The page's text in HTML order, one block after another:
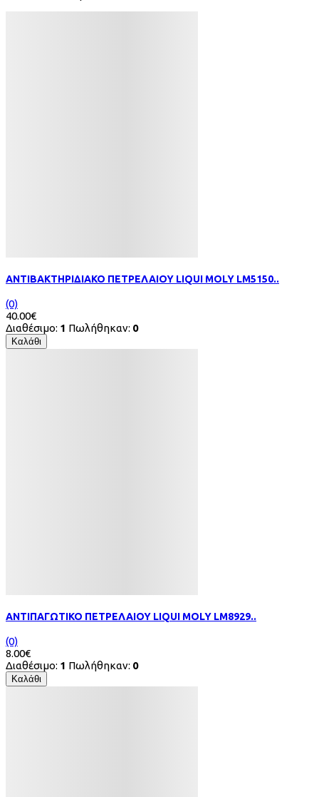
ΑΝΤΙΒΑΚΤΗΡΙΔΙΑΚΟ ΠΕΤΡΕΛΑΙΟΥ LIQUI MOLY LM5150..
(0)
40.00€
Διαθέσιμο: 1 Πωλήθηκαν: 0
Καλάθι
ΑΝΤΙΠΑΓΩΤΙΚΟ ΠΕΤΡΕΛΑΙΟΥ LIQUI MOLY LM8929..
(0)
8.00€
Διαθέσιμο: 1 Πωλήθηκαν: 0
Καλάθι